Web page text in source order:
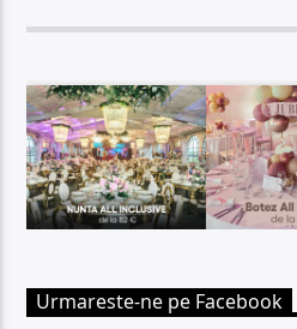
Urmareste-ne pe Facebook